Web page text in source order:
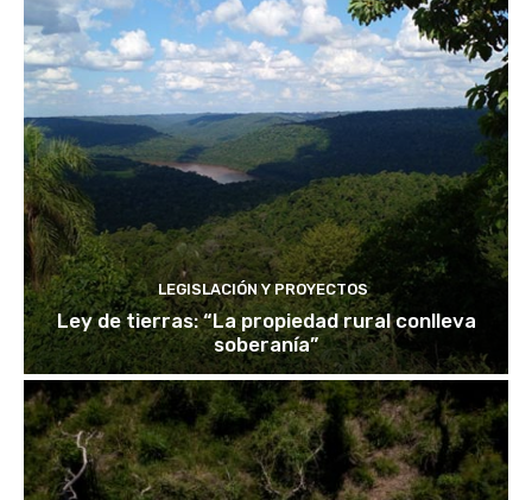
LEGISLACIÓN Y PROYECTOS
Ley de tierras: “La propiedad rural conlleva
soberanía”